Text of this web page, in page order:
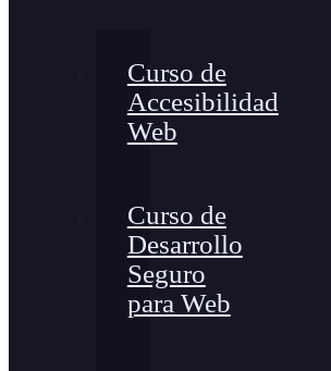
Curso de
Accesibilidad
Web
Curso de
Desarrollo
Seguro
para Web